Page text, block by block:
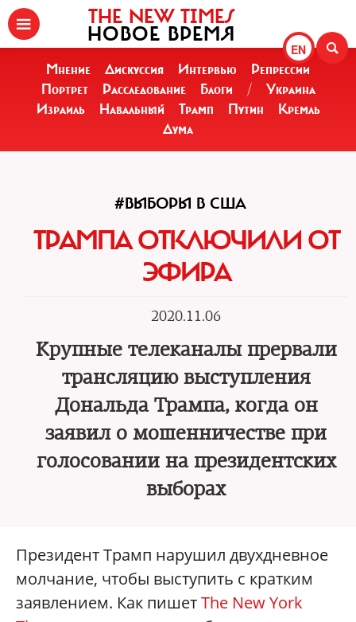
EN
THE NEW TIMES
НОВОЕ ВРЕМЯ
Мнение Дискуссия Интервью
Репрессии
Портрет
Расследование Блоги /
Украина
Израиль
Навальный Трамп Путин
Кремль
Дума
#ВЫБОРЫ В США
ТРАМПА ОТКЛЮЧИЛИ ОТ
ЭФИРА
2020.11.06
Крупные телеканалы прервали
трансляцию выступления
Дональда Трампа, когда он
заявил о мошенничестве при
голосовании на президентских
выборах
Президент Трамп нарушил двухдневное
молчание, чтобы выступить с кратким
заявлением. Как пишетThe New York